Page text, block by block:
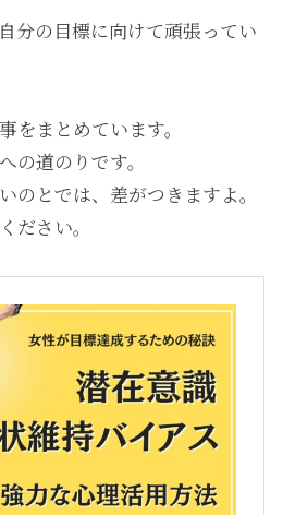
分の目標に向けて頑張ってい
をまとめています。
の道のりです。
のとでは、差がつきますよ。
ださい。